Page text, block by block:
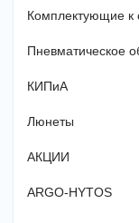
Комплектующие к
Пневматическое
КИПиА
Люнеты
АКЦИИ
ARGO-HYTOS